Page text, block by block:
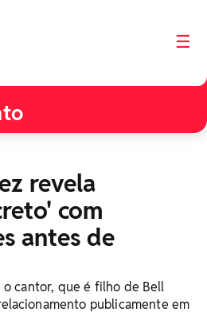
☰
revela
com
antes de
cantor, que é filho de Bell
publicamente em